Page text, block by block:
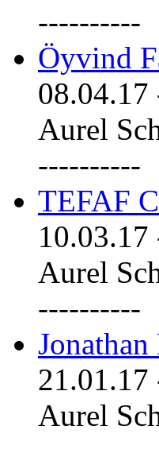
----------
Öyvind
08.04.17
Aurel
----------
TEFAF
10.03.17
Aurel
----------
21.01.17
Aurel